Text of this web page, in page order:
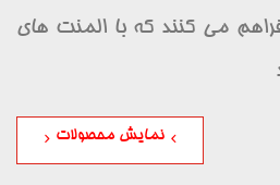
می کنند که با المنت های
نمایش محصولات